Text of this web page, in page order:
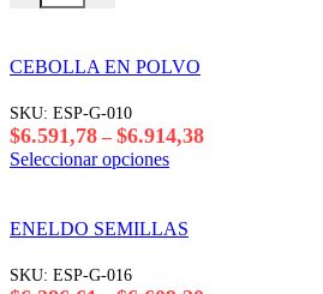
página
del
CEBOLLA EN POLVO
SKU: ESP-G-010
$6.591,78 – $6.914,38Rango
Seleccionar opcionesEste
varias
variantes.
opciones
ENELDO SEMILLAS
SKU: ESP-G-016